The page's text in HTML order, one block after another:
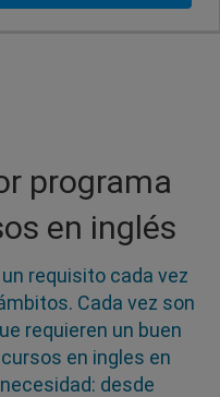
programa
en inglés
requisito cada vez
Cada vez son
requieren un buen
en ingles en
desde